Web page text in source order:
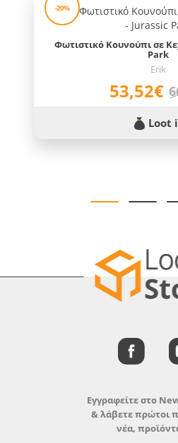
-20%
Φωτιστικό Κουνούπι σε
Park
Erik
53,52€
Loot
Εγγραφείτε στο
& λάβετε πρώτοι
νέα,